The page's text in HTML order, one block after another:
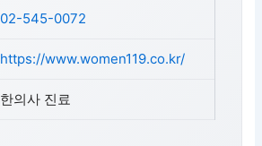
02-545-0072
https://www.women119.co.kr/
한의사 진료